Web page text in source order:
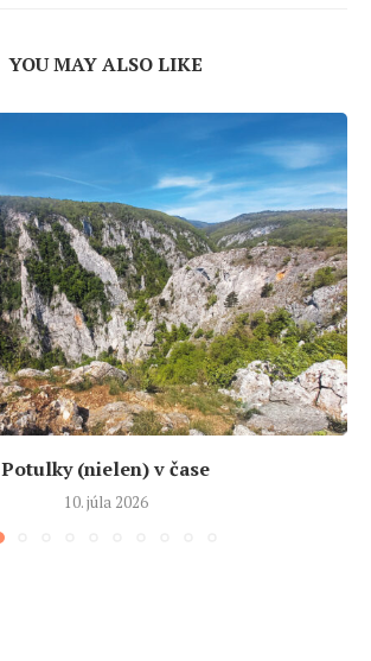
YOU MAY ALSO LIKE
Potulky (nielen) v čase
10. júla 2026